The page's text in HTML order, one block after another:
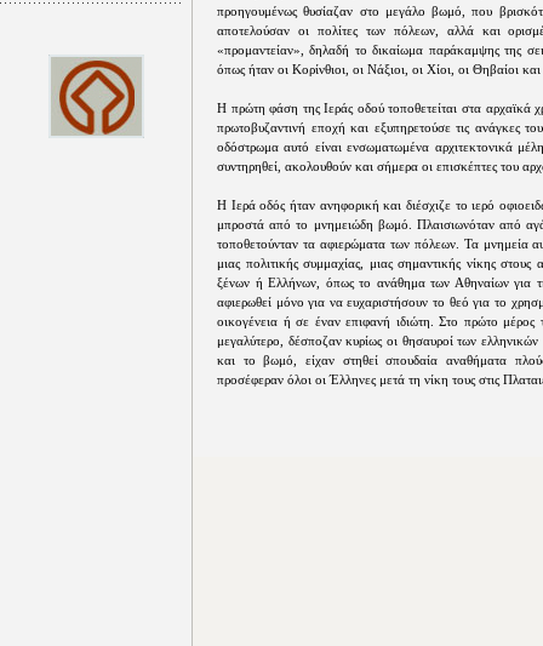
προηγουμένως θυσίαζαν στο μεγάλο βωμό, που
αποτελούσαν οι πολίτες των πόλεων, αλλά και
«προμαντείαν», δηλαδή το δικαίωμα παράκαμψης της
όπως ήταν οι Κορίνθιοι, οι Νάξιοι, οι Χίοι, οι Θηβαίοι
Η πρώτη φάση της Ιεράς οδού τοποθετείται στα
πρωτοβυζαντινή εποχή και εξυπηρετούσε τις ανάγκες
οδόστρωμα αυτό είναι ενσωματωμένα αρχιτεκτονικά
συντηρηθεί, ακολουθούν και σήμερα οι επισκέπτες του
Η Ιερά οδός ήταν ανηφορική και διέσχιζε το ιερό
μπροστά από το μνημειώδη βωμό. Πλαισιωνόταν από
τοποθετούνταν τα αφιερώματα των πόλεων. Τα μνημεία
μιας πολιτικής συμμαχίας, μιας σημαντικής νίκης
ξένων ή Ελλήνων, όπως το ανάθημα των Αθηναίων για
αφιερωθεί μόνο για να ευχαριστήσουν το θεό για το
οικογένεια ή σε έναν επιφανή ιδιώτη. Στο πρώτο
μεγαλύτερο, δέσποζαν κυρίως οι θησαυροί των
και το βωμό, είχαν στηθεί σπουδαία αναθήματα
προσέφεραν όλοι οι Έλληνες μετά τη νίκη τους στις